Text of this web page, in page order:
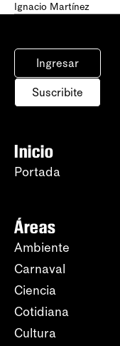
Ignacio Martínez
Ingresar
Suscribite
Inicio
Portada
Áreas
Ambiente
Carnaval
Ciencia
Cotidiana
Cultura